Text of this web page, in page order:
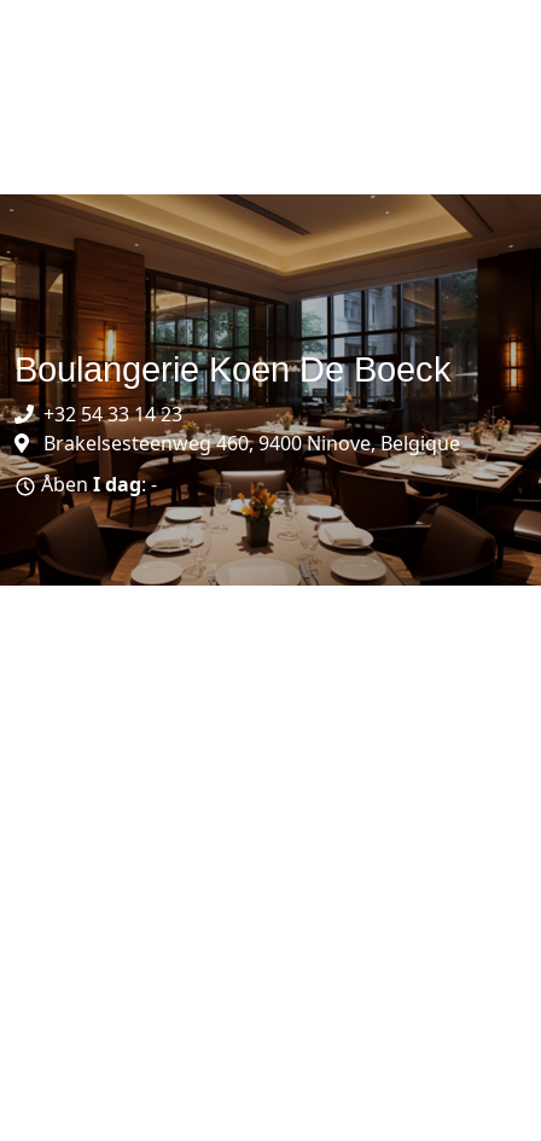
Boulangerie Koen De Boeck
+32 54 33 14 23
Brakelsesteenweg 460, 9400 Ninove, Belgique
Åben I dag: -